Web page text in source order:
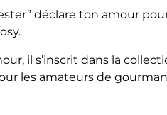
déclare ton amour
il s’inscrit dans la
les amateurs de